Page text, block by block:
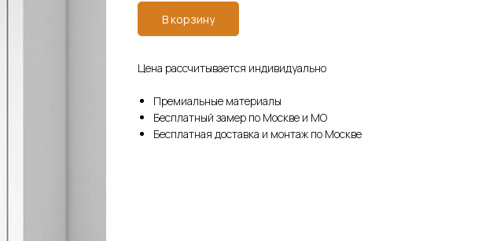
В корзину
Цена рассчитывается индивидуально
Премиальные материалы
Бесплатный замер по Москве и МО
Бесплатная доставка и монтаж по Москве